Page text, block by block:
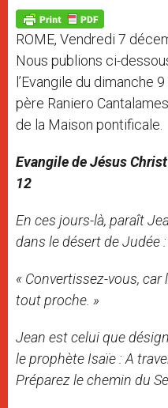
p
p
g
e
r
o
k
ROME, Vendredi 7
Nous publions ci-
l’Evangile du dimanche
père Raniero
de la Maison pontificale.
Evangile de Jésus
12
En ces jours-là, paraît
dans le désert de Judée :
« Convertissez-vous,
tout proche. »
Jean est celui que
le prophète Isaïe : A
Préparez le chemin du